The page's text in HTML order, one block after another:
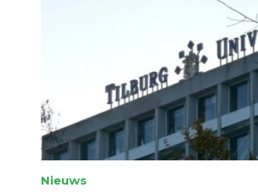
Nieuws